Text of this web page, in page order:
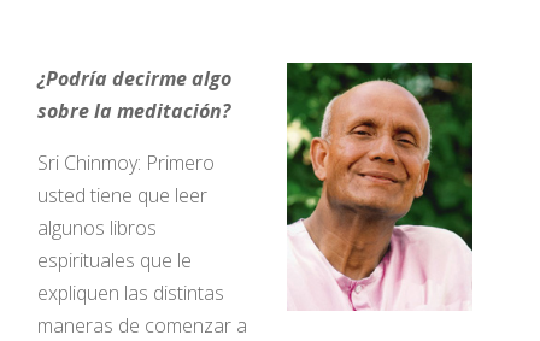
¿Podría decirme algo
sobre la meditación?
Sri Chinmoy: Primero
usted tiene que leer
algunos libros
espirituales que le
expliquen las distintas
maneras de comenzar a